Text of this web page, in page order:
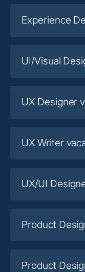
Experience
UI/Visual
UX Designer
UX Writer
UX/UI
Product
Product